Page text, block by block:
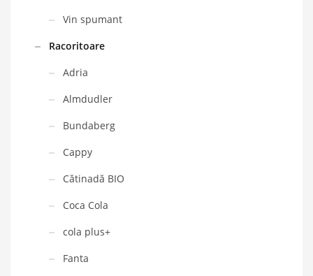
Vin spumant
Racoritoare
Adria
Almdudler
Bundaberg
Cappy
Cătinadă BIO
Coca Cola
cola plus+
Fanta